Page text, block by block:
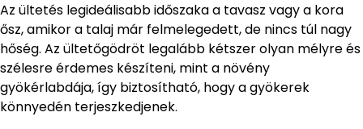
Az ültetés legideálisabb időszaka a tavasz vagy a kora
ősz, amikor a talaj már felmelegedett, de nincs túl nagy
hőség. Az ültetőgödröt legalább kétszer olyan mélyre és
szélesre érdemes készíteni, mint a növény
gyökérlabdája, így biztosítható, hogy a gyökerek
könnyedén terjeszkedjenek.